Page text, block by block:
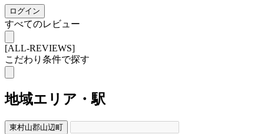
ログイン
すべてのレビュー
[ALL-REVIEWS]
こだわり条件で探す
地域エリア・駅
東村山郡山辺町